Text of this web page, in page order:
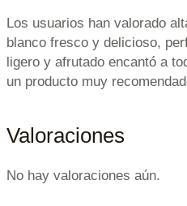
Los usuarios han valorado
blanco fresco y delicioso,
ligero y afrutado encantó a
un producto muy
Valoraciones
No hay valoraciones aún.